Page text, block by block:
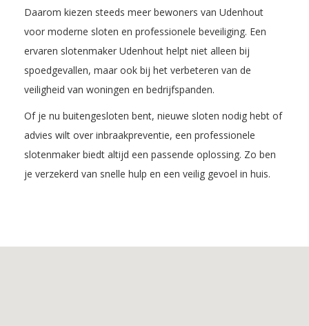
Daarom kiezen steeds meer bewoners van Udenhout
voor moderne sloten en professionele beveiliging. Een
ervaren slotenmaker Udenhout helpt niet alleen bij
spoedgevallen, maar ook bij het verbeteren van de
veiligheid van woningen en bedrijfspanden.
Of je nu buitengesloten bent, nieuwe sloten nodig hebt of
advies wilt over inbraakpreventie, een professionele
slotenmaker biedt altijd een passende oplossing. Zo ben
je verzekerd van snelle hulp en een veilig gevoel in huis.